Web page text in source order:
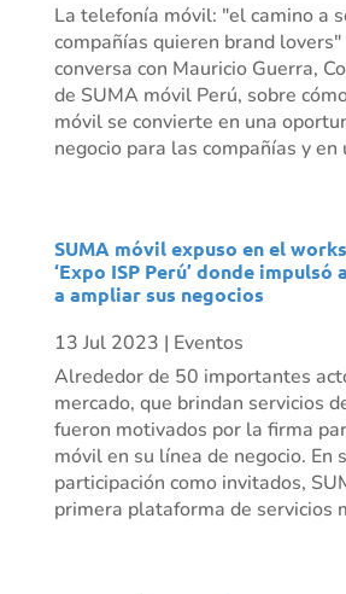
La telefonía móvil: "el camino a
compañías quieren brand
conversa con Mauricio Guerra,
de SUMA móvil Perú, sobre
móvil se convierte en una
negocio para las compañías y en
SUMA móvil expuso en el
‘Expo ISP Perú’ donde impulsó
a ampliar sus negocios
13 Jul 2023 | Eventos
Alrededor de 50 importantes
mercado, que brindan servicios
fueron motivados por la firma
móvil en su línea de negocio. En
participación como invitados,
primera plataforma de servicios